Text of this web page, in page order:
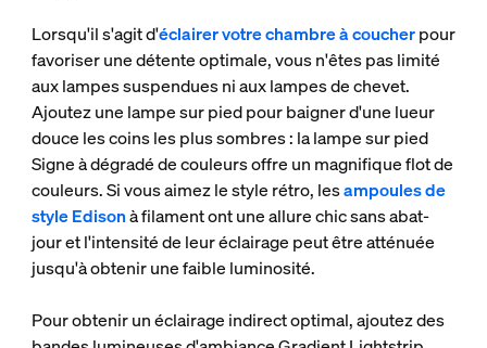
Lorsqu'il s'agit d'éclairer votre chambre à coucherpour
favoriser une détente optimale, vous n'êtes pas limité
aux lampes suspendues ni aux lampes de chevet.
Ajoutez une lampe sur pied pour baigner d'une lueur
douce les coins les plus sombres : la lampe sur pied
Signe à dégradé de couleurs offre un magnifique flot de
couleurs. Si vous aimez le style rétro, lesampoules de
style Edisonà filament ont une allure chic sans abat-
jour et l'intensité de leur éclairage peut être atténuée
jusqu'à obtenir une faible luminosité.
Pour obtenir un éclairage indirect optimal, ajoutez des